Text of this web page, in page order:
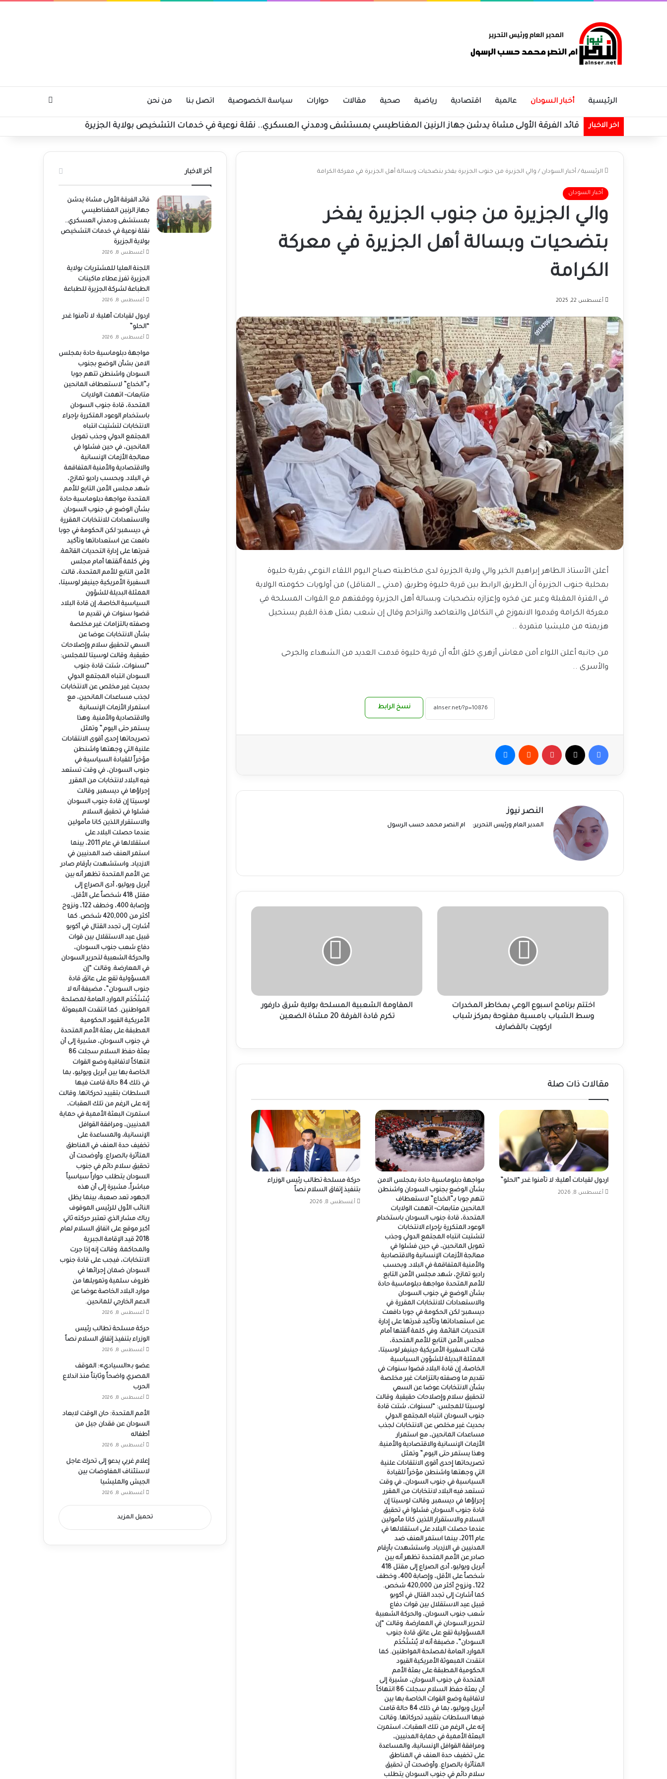
الرئيسية أخبار السودان عالمية اقتصادية رياضية صحية مقالات حوارات سياسة الخصوصية اتصل بنا من نحن
اخر الاخبار قائد الفرقة الأولى مشاة يدشن جهاز الرنين المغناطيسي بمستشفى ودمدني العسكري.. نقلة نوعية في خدمات التشخيص بولاية الجزيرة
الرئيسية / أخبار السودان / والي الجزيرة من جنوب الجزيرة يفخر بتضحيات وبسالة أهل الجزيرة في معركة الكرامة
أخبار السودان
والي الجزيرة من جنوب الجزيرة يفخر
بتضحيات وبسالة أهل الجزيرة في معركة
الكرامة
أغسطس 22, 2025
أعلن الأستاذ الطاهر إبراهيم الخير والي ولاية الجزيرة لدى مخاطبته صباح اليوم اللقاء النوعي بقرية حليوة
بمحلية جنوب الجزيرة أن الطريق الرابط بين قرية حليوة وطريق (مدني _ المناقل) من أولويات حكومته الولاية
في الفترة المقبلة وعبر عن فخره وإعزازه بتضحيات وبسالة أهل الجزيرة ووقفتهم مع القوات المسلحة في
معركة الكرامة وقدموا الانموزج في التكافل والتعاضد والتراحم وقال إن شعب بمثل هذة القيم يستحيل
هزيمته من مليشيا متمردة ..
من جانبه أعلن اللواء أمن معاش أزهري خلق الله أن قرية حليوة قدمت العديد من الشهداء والجرحى
والأسرى ..
نسخ الرابط
فيسبوك بينتيريست
النصر نيوز
المدير العام ورئيس التحرير: ام النصر محمد حسب الرسول
اختتم
بامسية
مفتوحةاختتم برنامج اسبوع الوعي بمخاطر المخدرات
وسط الشباب بامسية مفتوحة بمركز شباب
اركويت بالقضارف
المقاومة
الفرقة
المقاومة الشعبية المسلحة بولاية شرق دارفور
تكرم قادة الفرقة 20 مشاة الضعين
مقالات ذات صلة
اردول لقيادات أهلية: لا تأمنوا غدر “الحلو”
أغسطس 8, 2026
مواجهة دبلوماسية حادة بمجلس الامن
بشأن الوضع بجنوب السودان واشنطن
تتهم جوبا بـ”الخداع” لاستعطاف
المانحين متابعات- اتهمت الولايات
المتحدة، قادة جنوب السودان باستخدام
الوعود المتكررة بإجراء الانتخابات
لتشتيت انتباه المجتمع الدولي وجذب
تمويل المانحين، في حين فشلوا في
معالجة الأزمات الإنسانية والاقتصادية
والأمنية المتفاقمة في البلاد. وبحسب
راديو تمازج، شهد مجلس الأمن التابع
للأمم المتحدة مواجهة دبلوماسية حادة
بشأن الوضع في جنوب السودان
والاستعدادات للانتخابات المقررة في
ديسمبر؛ لكن الحكومة في جوبا دافعت
عن استعداداتها وتأكيد قدرتها على إدارة
التحديات القائمة. وفي كلمة ألقتها أمام
مجلس الأمن التابع للأمم المتحدة،
قالت السفيرة الأمريكية جينيفر لوسيتا،
الممثلة البديلة للشؤون السياسية
الخاصة، إن قادة البلاد قضوا سنوات في
تقديم ما وصفته بالتزامات غير مخلصة
بشأن الانتخابات عوضا عن السعي
لتحقيق سلام وإصلاحات حقيقية. وقالت
لوسيتا للمجلس: “لسنوات، شتت قادة
جنوب السودان انتباه المجتمع الدولي
بحديث غير مخلص عن الانتخابات لجذب
مساعدات المانحين، مع استمرار
الأزمات الإنسانية والاقتصادية والأمنية.
وهذا يستمر حتى اليوم.” وتمثل
تصريحاتها إحدى أقوى الانتقادات علنية
التي وجهتها واشنطن مؤخراً للقيادة
السياسية في جنوب السودان، في وقت
تستعد فيه البلاد لانتخابات من المقرر
إجراؤها في ديسمبر. وقالت لوسيتا إن
قادة جنوب السودان فشلوا في تحقيق
السلام والاستقرار اللذين كانا مأمولين
عندما حصلت البلاد على استقلالها في
عام 2011، بينما استمر العنف ضد
المدنيين في الازدياد. واستشهدت بأرقام
صادر عن الأمم المتحدة تظهر أنه بين
أبريل ويوليو، أدى الصراع إلى مقتل 418
شخصاً على الأقل، وإصابة 400، وخطف
122، ونزوح أكثر من 420,000 شخص.
كما أشارت إلى تجدد القتال في أكوبو
قبيل عيد الاستقلال بين قوات دفاع
شعب جنوب السودان، والحركة الشعبية
لتحرير السودان في المعارضة. وقالت “إن
المسؤولية تقع على عاتق قادة جنوب
السودان”، مضيفة أنه لا يُسْتَخْدَم
الموارد العامة لمصلحة المواطنين. كما
انتقدت المبعوثة الأمريكية القيود
الحكومية المطبقة على بعثة الأمم
المتحدة في جنوب السودان، مشيرة إلى
أن بعثة حفظ السلام سجلت 86 انتهاكاً
لاتفاقية وضع القوات الخاصة بها بين
أبريل ويوليو، بما في ذلك 84 حالة قامت
فيها السلطات بتقييد تحركاتها. وقالت
إنه على الرغم من تلك العقبات، استمرت
البعثة الأممية في حماية المدنيين،
ومرافقة القوافل الإنسانية، والمساعدة
على تخفيف حدة العنف في المناطق
المتأثرة بالصراع. وأوضحت أن تحقيق
سلام دائم في جنوب السودان يتطلب
حركة مسلحة تطالب رئيس الوزراء
بتنفيذ إتفاق السلام نصاً
أغسطس 8, 2026
أخر الاخبار
قائد الفرقة الأولى مشاة يدشن
جهاز الرنين المغناطيسي
بمستشفى ودمدني العسكري..
نقلة نوعية في خدمات التشخيص
بولاية الجزيرة
أغسطس 8, 2026
اللجنة العليا للمشتريات بولاية
الجزيرة تفرز عطاء ماكينات
الطباعة لشركة الجزيرة للطباعة
أغسطس 8, 2026
اردول لقيادات أهلية: لا تأمنوا غدر
“الحلو”
أغسطس 8, 2026
مواجهة دبلوماسية حادة بمجلس
الامن بشأن الوضع بجنوب
السودان واشنطن تتهم جوبا
بـ”الخداع” لاستعطاف المانحين
متابعات- اتهمت الولايات
المتحدة، قادة جنوب السودان
باستخدام الوعود المتكررة بإجراء
الانتخابات لتشتيت انتباه
المجتمع الدولي وجذب تمويل
المانحين، في حين فشلوا في
معالجة الأزمات الإنسانية
والاقتصادية والأمنية المتفاقمة
في البلاد. وبحسب راديو تمازج،
شهد مجلس الأمن التابع للأمم
المتحدة مواجهة دبلوماسية حادة
بشأن الوضع في جنوب السودان
والاستعدادات للانتخابات المقررة
في ديسمبر؛ لكن الحكومة في جوبا
دافعت عن استعداداتها وتأكيد
قدرتها على إدارة التحديات القائمة.
وفي كلمة ألقتها أمام مجلس
الأمن التابع للأمم المتحدة، قالت
السفيرة الأمريكية جينيفر لوسيتا،
الممثلة البديلة للشؤون
السياسية الخاصة، إن قادة البلاد
قضوا سنوات في تقديم ما
وصفته بالتزامات غير مخلصة
بشأن الانتخابات عوضا عن
السعي لتحقيق سلام وإصلاحات
حقيقية. وقالت لوسيتا للمجلس:
“لسنوات، شتت قادة جنوب
السودان انتباه المجتمع الدولي
بحديث غير مخلص عن الانتخابات
لجذب مساعدات المانحين، مع
استمرار الأزمات الإنسانية
والاقتصادية والأمنية. وهذا
يستمر حتى اليوم.” وتمثل
تصريحاتها إحدى أقوى الانتقادات
علنية التي وجهتها واشنطن
مؤخراً للقيادة السياسية في
جنوب السودان، في وقت تستعد
فيه البلاد لانتخابات من المقرر
إجراؤها في ديسمبر. وقالت
لوسيتا إن قادة جنوب السودان
فشلوا في تحقيق السلام
والاستقرار اللذين كانا مأمولين
عندما حصلت البلاد على
استقلالها في عام 2011، بينما
استمر العنف ضد المدنيين في
الازدياد. واستشهدت بأرقام صادر
عن الأمم المتحدة تظهر أنه بين
أبريل ويوليو، أدى الصراع إلى
مقتل 418 شخصاً على الأقل،
وإصابة 400، وخطف 122، ونزوح
أكثر من 420,000 شخص. كما
أشارت إلى تجدد القتال في أكوبو
قبيل عيد الاستقلال بين قوات
دفاع شعب جنوب السودان،
والحركة الشعبية لتحرير السودان
في المعارضة. وقالت “إن
المسؤولية تقع على عاتق قادة
جنوب السودان”، مضيفة أنه لا
يُسْتَخْدَم الموارد العامة لمصلحة
المواطنين. كما انتقدت المبعوثة
الأمريكية القيود الحكومية
المطبقة على بعثة الأمم المتحدة
في جنوب السودان، مشيرة إلى أن
بعثة حفظ السلام سجلت 86
انتهاكاً لاتفاقية وضع القوات
الخاصة بها بين أبريل ويوليو، بما
في ذلك 84 حالة قامت فيها
السلطات بتقييد تحركاتها. وقالت
إنه على الرغم من تلك العقبات،
استمرت البعثة الأممية في حماية
المدنيين، ومرافقة القوافل
الإنسانية، والمساعدة على
تخفيف حدة العنف في المناطق
المتأثرة بالصراع. وأوضحت أن
تحقيق سلام دائم في جنوب
السودان يتطلب حواراً سياسياً
مباشراً، مشيرة إلى أن هذه
الجهود تعد صعبة، بينما يظل
النائب الأول للرئيس الموقوف
رياك مشار الذي تعتبر حركته ثاني
أكبر موقع على اتفاق السلام لعام
2018 قيد الإقامة الجبرية
والمحاكمة. وقالت إنه إذا جرت
الانتخابات، فيجب على قادة جنوب
السودان ضمان إجرائها في
ظروف سلمية وتمويلها من
موارد البلاد الخاصة عوضا عن
الدعم الخارجي للمانحين.
أغسطس 8, 2026
حركة مسلحة تطالب رئيس
الوزراء بتنفيذ إتفاق السلام نصاً
أغسطس 8, 2026
عضو بـ«السيادي»: الموقف
المصري واضحاً وثابتاً منذ اندلاع
الحرب
أغسطس 8, 2026
الأمم المتحدة: حان الوقت لابعاد
السودان عن فقدان جيل من
أطفاله
أغسطس 8, 2026
إعلام غربي يدعو إلى تحرك عاجل
لاستئناف المفاوضات بين
الجيش والمليشيا
أغسطس 8, 2026
تحميل المزيد